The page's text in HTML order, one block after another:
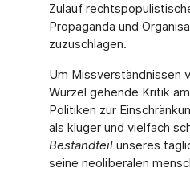
Zulauf
Propaganda und
zuzuschlagen.
Um Missverständnissen
Wurzel gehende Kritik
Politiken zur
als kluger und vielfach
Bestandteilunseres
seine neoliberalen